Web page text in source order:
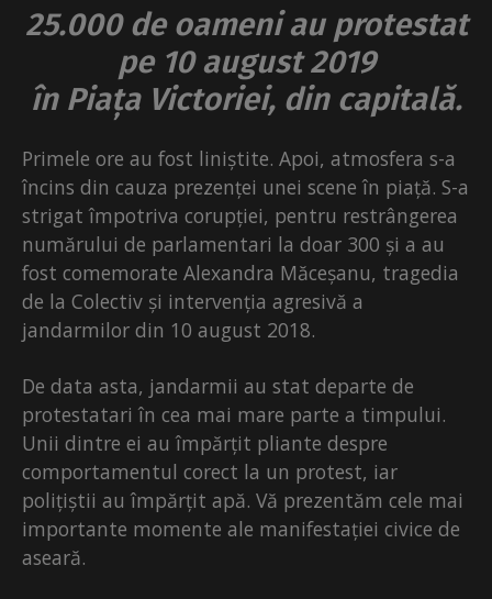
25.000 de oameni au protestat
pe 10 august 2019
în Piața Victoriei, din capitală.
Primele ore au fost liniștite. Apoi, atmosfera s-a
încins din cauza prezenței unei scene în piață. S-a
strigat împotriva corupției, pentru restrângerea
numărului de parlamentari la doar 300 și a au
fost comemorate Alexandra Măceșanu, tragedia
de la Colectiv și intervenția agresivă a
jandarmilor din 10 august 2018.
De data asta, jandarmii au stat departe de
protestatari în cea mai mare parte a timpului.
Unii dintre ei au împărțit pliante despre
comportamentul corect la un protest, iar
polițiștii au împărțit apă. Vă prezentăm cele mai
importante momente ale manifestației civice de
aseară.